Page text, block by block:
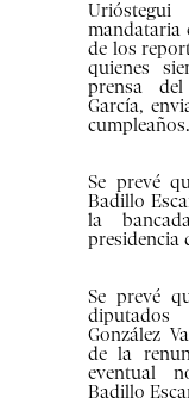
mandataria
de los
quienes
prensa del
García,
cumpleaños.
Se prevé
Badillo
la
presidencia
Se prevé
González
de la
eventual
Badillo